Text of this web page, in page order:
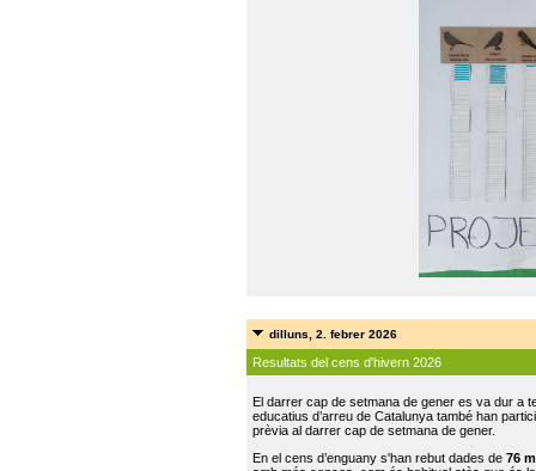
dilluns, 2. febrer 2026
Resultats del cens d'hivern 2026
El darrer cap de setmana de gener es va dur a
educatius d’arreu de Catalunya també han
prèvia al darrer cap de setmana de gener.
En el cens d’enguany s'han rebut dades de 76